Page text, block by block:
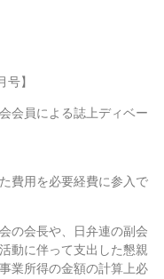
】
会員による誌上ディベー
費用を必要経費に参入で
の会長や、日弁連の副会
動に伴って支出した懇親
業所得の金額の計算上必